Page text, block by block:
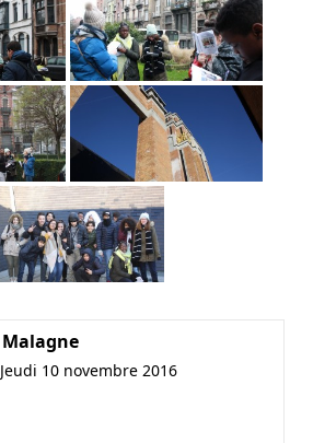
Malagne
Jeudi 10 novembre 2016